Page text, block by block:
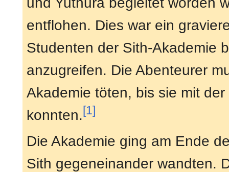
entflohen. Dies war ein
Studenten der Sith-Akademie
anzugreifen. Die Abenteurer
Akademie töten, bis sie mit der
konnten.[1]
Die Akademie ging am Ende
Sith gegeneinander wandten.